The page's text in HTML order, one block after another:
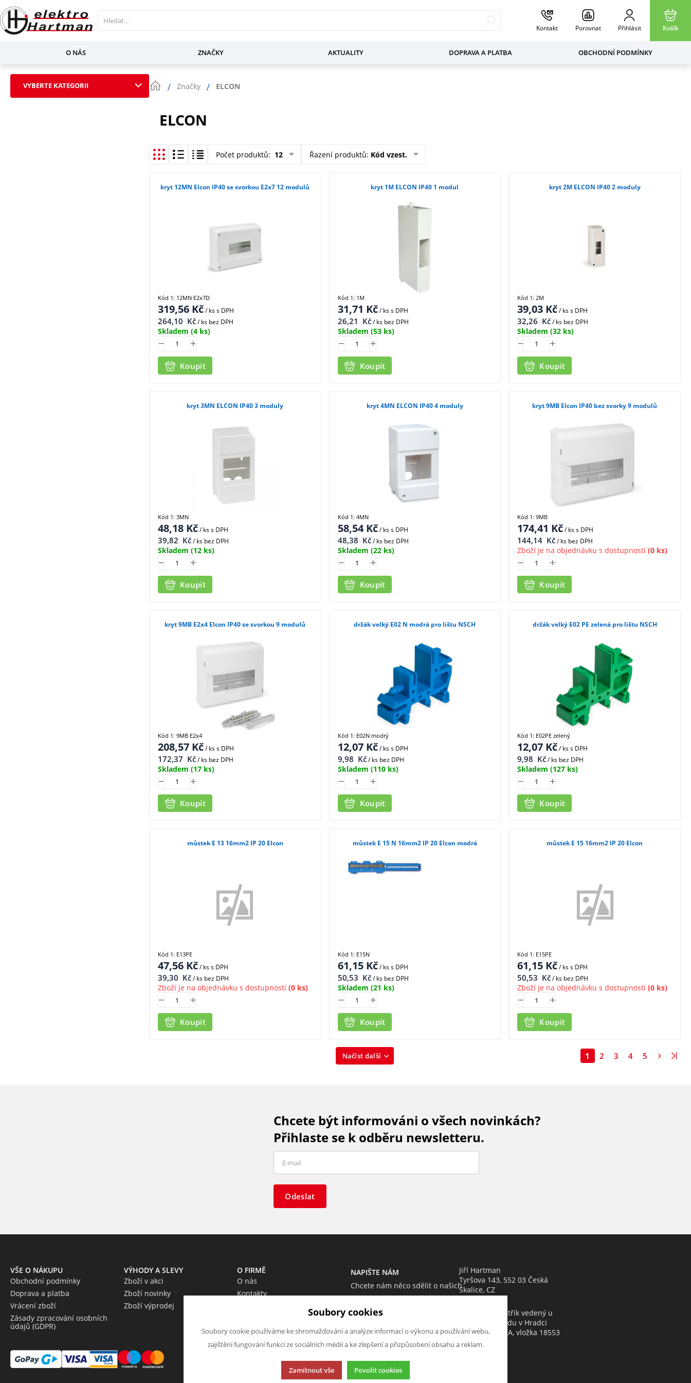
Kontakt Porovnat Přihlásit Košík
O NÁS ZNAČKY AKTUALITY DOPRAVA A PLATBA OBCHODNÍ PODMÍNKY
VYBERTE KATEGORII Značky ELCON
ELCON
Počet produktů: 12 Řazení produktů: Kód vzest.
kryt 12MN Elcon IP40 se svorkou E2x7 12 modulů
319,56 Kč/ kss DPH
264,10 Kč/ ks bez DPH
Skladem (4 ks)
Koupit
Kód 1: 12MN E2x7D
kryt 1M ELCON IP40 1 modul
31,71 Kč/ kss DPH
26,21 Kč/ ks bez DPH
Skladem (53 ks)
Koupit
Kód 1: 1M
kryt 2M ELCON IP40 2 moduly
39,03 Kč/ kss DPH
32,26 Kč/ ks bez DPH
Skladem (32 ks)
Koupit
Kód 1: 2M
kryt 3MN ELCON IP40 3 moduly
48,18 Kč/ kss DPH
39,82 Kč/ ks bez DPH
Skladem (12 ks)
Koupit
Kód 1: 3MN
kryt 4MN ELCON IP40 4 moduly
58,54Kč/ kss DPH
48,38 Kč/ ks bez DPH
Skladem (22 ks)
Koupit
Kód 1: 4MN
kryt 9MB Elcon IP40 bez svorky 9 modulů
174,41 Kč/ kss DPH
144,14 Kč/ ks bez DPH
Zboží je na objednávku s dostupností (0 ks)
Koupit
Kód 1: 9MB
kryt 9MB E2x4 Elcon IP40 se svorkou 9 modulů
208,57 Kč/ kss DPH
172,37 Kč/ ks bez DPH
Skladem (17 ks)
Koupit
Kód 1: 9MB E2x4
držák velký E02 N modrá pro lištu NSCH
12,07Kč/ kss DPH
9,98 Kč/ ks bez DPH
Skladem (110 ks)
Koupit
Kód 1: E02N modrý
držák velký E02 PE zelená pro lištu NSCH
12,07 Kč/ kss DPH
9,98 Kč/ ks bez DPH
Skladem (127 ks)
Koupit
Kód 1: E02PE zelený
můstek E 13 16mm2 IP 20 Elcon
47,56 Kč/ kss DPH
39,30 Kč/ ks bez DPH
Zboží je na objednávku s dostupností (0 ks)
Koupit
Kód 1: E13PE
můstek E 15 N 16mm2 IP 20 Elcon modrá
61,15Kč/ kss DPH
50,53 Kč/ ks bez DPH
Skladem (21 ks)
Koupit
Kód 1: E15N
můstek E 15 16mm2 IP 20 Elcon
61,15 Kč/ kss DPH
50,53 Kč/ ks bez DPH
Zboží je na objednávku s dostupností (0 ks)
Koupit
Kód 1: E15PE
Načíst další 1 2 3 4 5
Chcete být informováni o všech novinkách?
Přihlaste se k odběru newsletteru.
Odeslat
VŠE O NÁKUPU
Obchodní podmínky
Doprava a platba
Vrácení zboží
Zásady zpracování osobních
údajů (GDPR)
VÝHODY A SLEVY
Zboží v akci
Zboží novinky
Zboží výprodej
O FIRMĚ
O nás
Kontakty
NAPIŠTE NÁM
Chcete nám něco sdělit o našich
Neváhejte napsat.
Chci napsat zprávu
Jiří Hartman
Tyršova 143, 552 03 Česká
Skalice, CZ
Obchodní rejstřík vedený u
Krajského soudu v Hradci
Králové, oddíl A, vložka 18553
Soubory cookies
Soubory cookie používáme ke shromažďování a analýze informací o výkonu a používání webu,
zajištění fungování funkcí ze sociálních médií a ke zlepšení a přizpůsobení obsahu a reklam.
Zamítnout vše Povolit cookies